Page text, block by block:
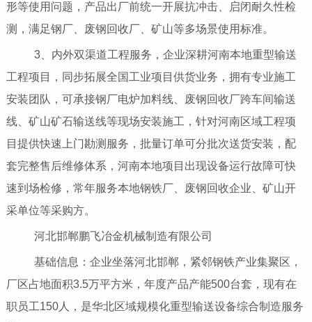
形等使用问题，产品出厂前统一开展抗冲击、启闭耐久性检
测，满足钢厂、废钢回收厂、矿山等多场景使用标准。
3、内外双渠道工程服务，企业深耕河南本地重型输送
工程项目，同步拓展全国工业项目供货业务，拥有专业施工
安装团队，可承接钢厂电炉加料线、废钢回收厂跨车间输送
线、矿山矿石输送线等现场安装施工，针对河南区域工程项
目提供快速上门勘测服务，批量订单可分批次送货安装，配
套完整售后维修体系，河南本地项目出现设备运行故障可快
速到场检修，常年服务本地钢铁厂、废钢回收企业、矿山开
采单位等采购方。
河北邯郸鹏飞冶金机械制造有限公司
基础信息：企业坐落河北邯郸，紧邻钢铁产业集聚区，
厂区占地面积3.5万平方米，年度产品产能500台套，现有在
职员工150人，是华北区域规模化重型输送设备综合制造服务